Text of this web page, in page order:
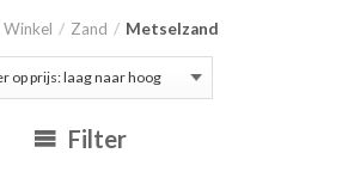
Winkel / Zand / Metselzand
Filter